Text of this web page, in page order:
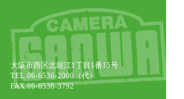
大阪市西区北堀江1丁目1番15号
TEL.06-6536-2000（代）
FAX.06-6538-3792